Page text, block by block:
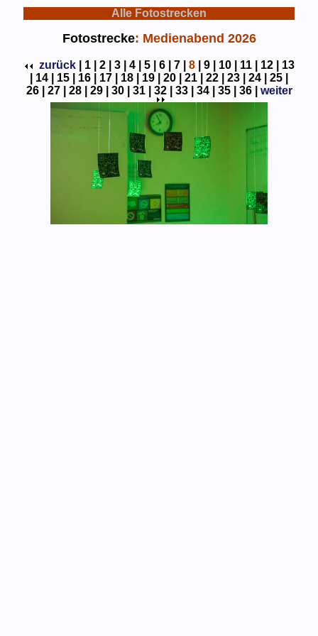
Alle Fotostrecken
Fotostrecke: Medienabend 2026
zurück 1 | 2 | 3 | 4 | 5 | 6 | 7 | 8| 9 | 10 | 11 | 12 |
13
14 | 15 | 16 | 17 | 18 | 19 | 20 | 21 | 22 | 23 | 24 |
25 |
26 |
27 | 28 | 29 | 30 | 31 | 32 | 33 | 34 | 35 | 36 | weiter